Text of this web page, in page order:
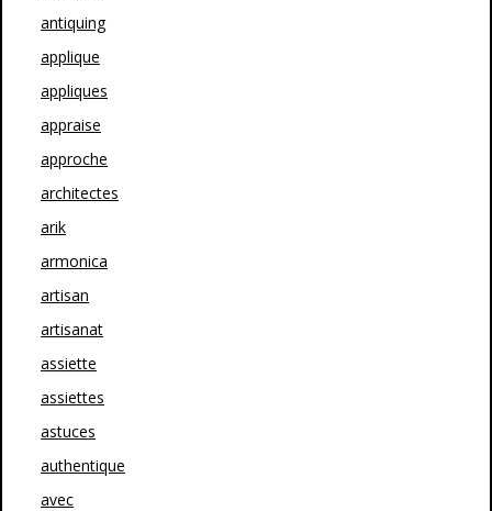
antiquing
applique
appliques
appraise
approche
architectes
arik
armonica
artisan
artisanat
assiette
assiettes
astuces
authentique
avec